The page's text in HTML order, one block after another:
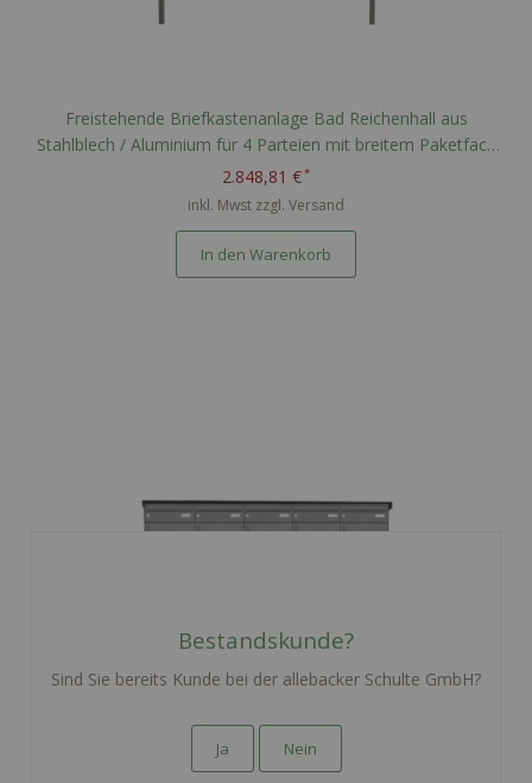
Freistehende Briefkastenanlage Bad Reichenhall aus
Stahlblech / Aluminium für 4 Parteien mit breitem Paketfach
nach PTT Norm - RAL nach Wahl
2.848,81 €
inkl. Mwst zzgl. Versand
In den Warenkorb
Stahlblech / Aluminium für 5 Parteien mit breitem Paketfach
nach PTT Norm - RAL nach Wahl
3.286,97 €
Bestandskunde?
Sind Sie bereits Kunde bei der allebacker Schulte GmbH?
Ja Nein